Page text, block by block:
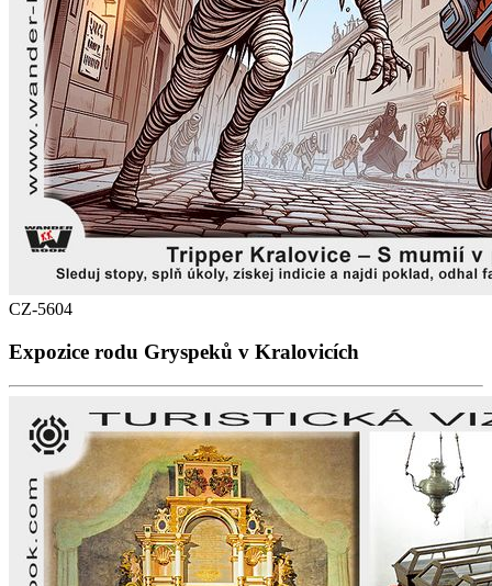
CZ-5604
Expozice rodu Gryspeků v Kralovicích